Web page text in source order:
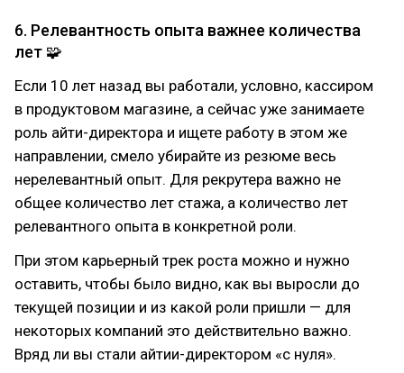
6. Релевантность опыта важнее количества
лет 🧩
Если 10 лет назад вы работали, условно, кассиром
в продуктовом магазине, а сейчас уже занимаете
роль айти-директора и ищете работу в этом же
направлении, смело убирайте из резюме весь
нерелевантный опыт. Для рекрутера важно не
общее количество лет стажа, а количество лет
релевантного опыта в конкретной роли.
При этом карьерный трек роста можно и нужно
оставить, чтобы было видно, как вы выросли до
текущей позиции и из какой роли пришли — для
некоторых компаний это действительно важно.
Вряд ли вы стали айтии-директором «с нуля».